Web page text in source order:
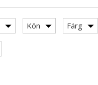
Kön Färg